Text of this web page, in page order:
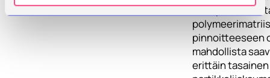
pinnoitteeseen
mahdollista
erittäin tasainen